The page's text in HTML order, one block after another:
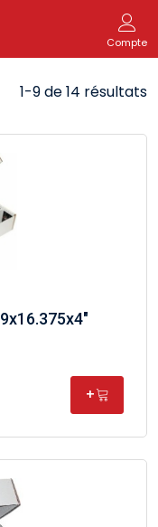
Compte
1-9 de 14 résultats
+